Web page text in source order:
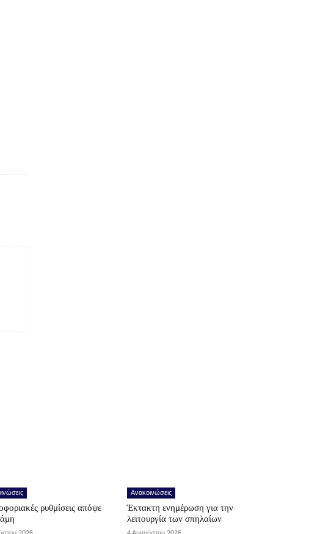
ρυθμίσεις απόψε
2026
Ανακοινώσεις
Έκτακτη ενημέρωση για την
λειτουργία των σπηλαίων
4 Αυγούστου 2026